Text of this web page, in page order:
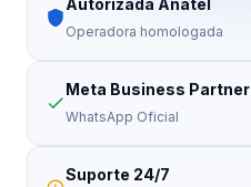
Operadora homologada
Meta Business Partner
WhatsApp Oficial
Suporte 24/7